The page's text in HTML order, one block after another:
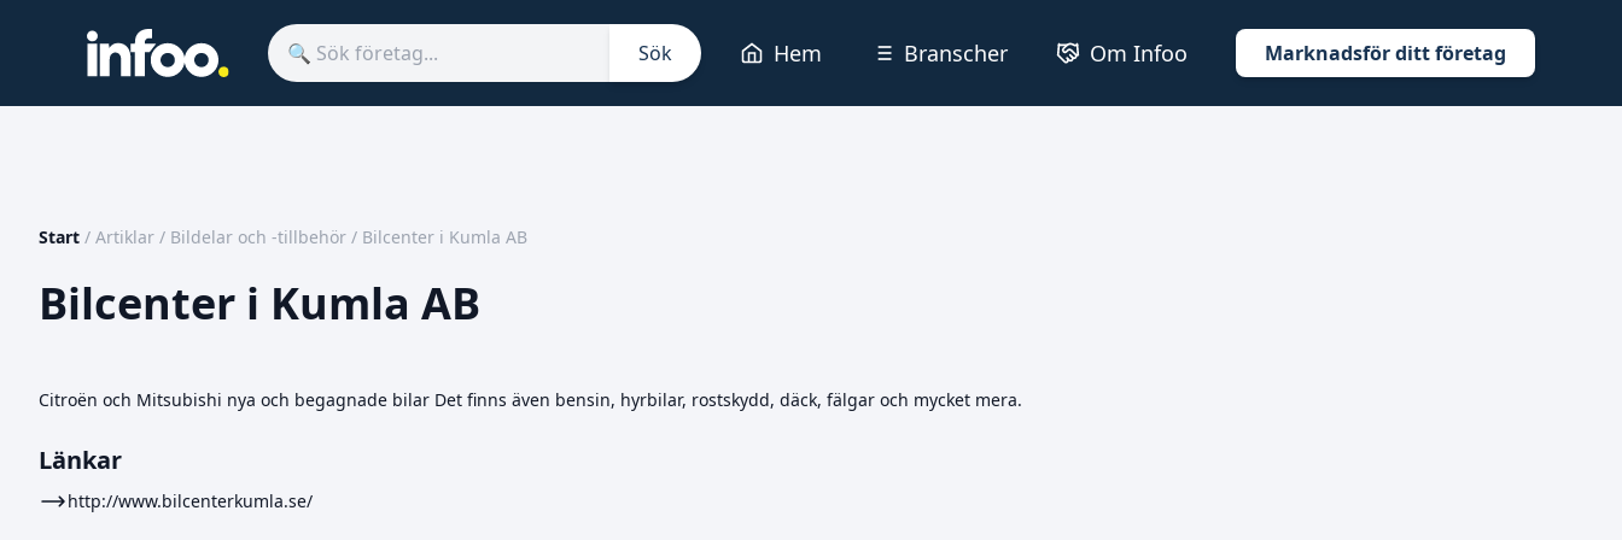
Sök Hem Branscher Om Infoo Marknadsför ditt företag
Start / Artiklar / Bildelar och -tillbehör / Bilcenter i Kumla AB
Bilcenter i Kumla AB
Citroën och Mitsubishi nya och begagnade bilar Det finns även bensin, hyrbilar, rostskydd, däck, fälgar och mycket mera.
Länkar
http://www.bilcenterkumla.se/